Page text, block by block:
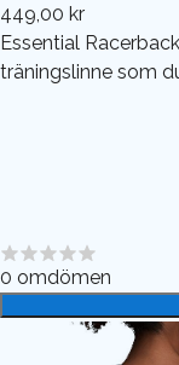
449,00 kr
Essential
träningslinne som
0 omdömen